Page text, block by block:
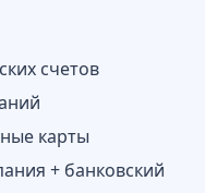
счетов
карты
+ банковский